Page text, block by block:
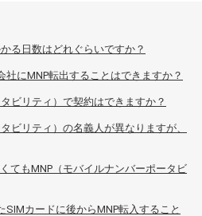
る日数はどれぐらいですか？
にMNP転出することはできますか？
ビリティ）で契約はできますか？
ビリティ）の名義人が異なりますが、
てもMNP（モバイルナンバーポータビ
カードに後からMNP転入すること